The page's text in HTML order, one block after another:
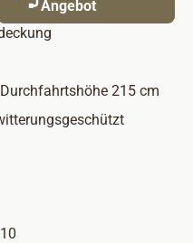
Angebot
215 cm